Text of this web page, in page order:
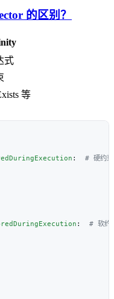
的区别？
式
等
:
: